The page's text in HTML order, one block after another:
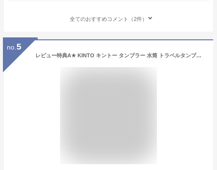
全てのおすすめコメント（2件）
no. 5
レビュー特典A★ KINTO キントー タンブラー 水筒 トラベルタンブラー デイオフタンブラー 名入れ サーモマグ マグボトル 真空2重構造 ステンレスボトル おしゃれ 誕生日 プレゼント 父の日 バレンタイン ギフト ラッピング nichie ニチエー